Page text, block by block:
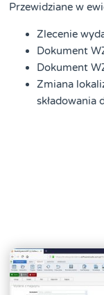
Przewidziane w
Zlecenie
Dokument
Dokument
Zmiana
składowania